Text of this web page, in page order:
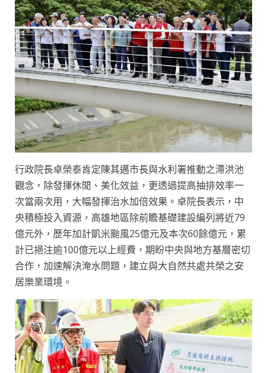
行政院長卓榮泰肯定陳其邁市長與水利署推動之滯洪池
觀念，除發揮休閒、美化效益，更透過提高抽排效率一
次當兩次用，大幅發揮治水加倍效果。卓院長表示，中
央積極投入資源，高雄地區除前瞻基礎建設編列將近79
億元外，歷年加計凱米颱風25億元及本次60餘億元，累
計已挹注逾100億元以上經費，期盼中央與地方基層密切
合作，加速解決淹水問題，建立與大自然共處共榮之安
居樂業環境。